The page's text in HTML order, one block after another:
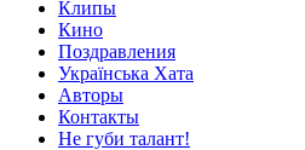
Клипы
Кино
Поздравления
Українська Хата
Авторы
Контакты
Не губи талант!